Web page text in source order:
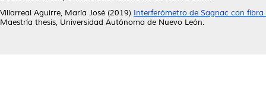
Villarreal Aguirre, María José (2019) Interferómetro de Sagnac con
Maestría thesis, Universidad Autónoma de Nuevo León.